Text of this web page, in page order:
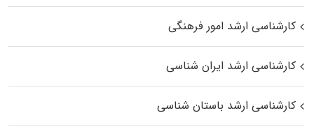
کارشناسی ارشد امور فرهنگی
کارشناسی ارشد ایران شناسی
کارشناسی ارشد باستان شناسی